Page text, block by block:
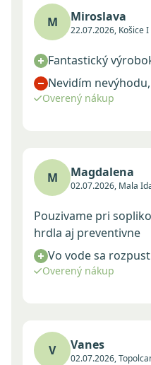
M Miroslava
22.07.2026, Košice I
Fantastický
Nevidím
Overený nákup
M Magdalena
02.07.2026, Mala
Pouzivame pri
hrdla aj preventivne
Vo vode sa
Overený nákup
V Vanes
02.07.2026,